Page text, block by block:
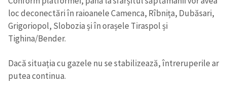
loc deconectări în raioanele Camenca, Rîbnița, Dubăsari,
Grigoriopol, Slobozia și în orașele Tiraspol și
Tighina/Bender.
Dacă situația cu gazele nu se stabilizează, întreruperile ar
putea continua.